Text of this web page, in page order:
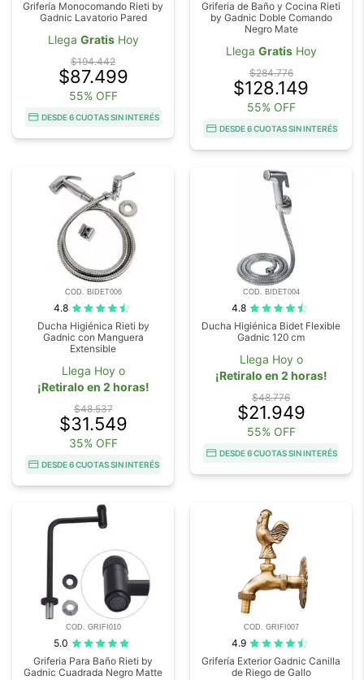
Grifería Monocomando Rieti by
Gadnic Lavatorio Pared
Llega GratisHoy
$194.442
$87.499
55% OFF
DESDE 6 CUOTAS SIN INTERÉS
Griferia de Baño y Cocina Rieti
by Gadnic Doble Comando
Negro Mate
Llega GratisHoy
$284.776
$128.149
55% OFF
DESDE 6 CUOTAS SIN INTERÉS
COD. BIDET006
4.8
Ducha Higiénica Rieti by
Gadnic con Manguera
Extensible
Llega Hoy o
¡Retiralo en 2 horas!
$48.537
$31.549
35% OFF
DESDE 6 CUOTAS SIN INTERÉS
COD. BIDET004
4.8
Ducha Higiénica Bidet Flexible
Gadnic 120 cm
Llega Hoy o
¡Retiralo en 2 horas!
$48.776
$21.949
55% OFF
DESDE 6 CUOTAS SIN INTERÉS
COD. GRIFI010
5.0
Griferia Para Baño Rieti by
Gadnic Cuadrada Negro Matte
COD. GRIFI007
4.9
Grifería Exterior Gadnic Canilla
de Riego de Gallo